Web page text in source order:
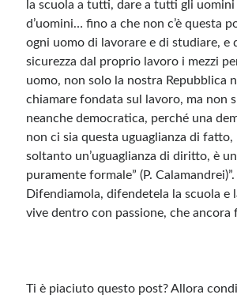
la scuola a tutti, dare a tutti gli
d’uomini… fino a che non c’è questa
ogni uomo di lavorare e di studiare, e
sicurezza dal proprio lavoro i mezzi
uomo, non solo la nostra Repubblica
chiamare fondata sul lavoro, ma non
neanche democratica, perché una
non ci sia questa uguaglianza di fatto,
soltanto un’uguaglianza di diritto, è
puramente formale” (P. Calamandrei)”.
Difendiamola, difendetela la scuola e
vive dentro con passione, che ancora
Ti è piaciuto questo post? Allora